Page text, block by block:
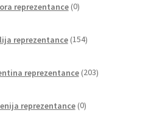
reprezentance 0izdelkov
reprezentance 154izdelkov
reprezentance 203izdelki
reprezentance 0izdelkov